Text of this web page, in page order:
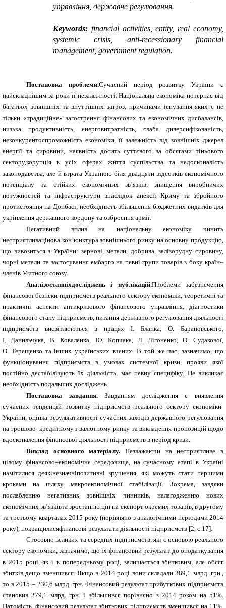
управління, державне регулювання.
Keywords: financial activities, entity, real economy,
systemic crisis, anti-recessionary financial
management, government regulation.
Постановка проблеми.Сучасний період розвитку України є
найскладнішим за роки її незалежності. Національна економіка потерпає від
багатьох зовнішніх та внутрішніх загроз, причинами існування яких є не
тільки «традиційне» загострення фінансових та економічних дисбалансів,
низька продуктивність, енерговитратність, слаба диверсифікованість,
неконкурентоспроможність економіки, її залежність від зовнішніх джерел
енергії та сировини, наявність досить суттєвого за обсягами тіньового
сектору,корупція в усіх сферах життя суспільства та недосконалість
законодавства, але й втрата Україною біля двадцяти відсотків економічного
потенціалу та стійких економічних зв’язків, знищення виробничих
потужностей та інфраструктури внаслідок анексії Криму та збройного
протистояння на Донбасі, необхідність збільшення бюджетних видатків для
укріплення державного кордону та озброєння армії.
Негативний вплив на національну економіку чинить
несприятливацінова кон’юнктуразовнішнього ринку на основну продукцію,
що вивозиться з України: зернові, метали, добрива, залізорудну сировину,
чорні метали та застосування ембарго на певні групи товарів з боку країн–
членів Митного союзу.
Аналізостанніхдосліджень і публікацій.Проблеми забезпечення
фінансової безпеки підприємств реального сектору економіки, теоретичні та
практичні аспекти антикризового фінансового управління, діагностики
фінансового стану підприємств, питання державного регулювання діяльності
підприємств висвітлюються в працях І. Бланка, О. Барановського,
І. Данильчука, В. Коваленка, Ю. Копчака, Л. Лігоненко, О. Судакової,
О. Терещенко та інших українських вчених. В той же час, зазначимо, що
функціонування підприємств в умовах системної кризи, прояви якої
постійно дестабілізують їх діяльність, має певну специфіку. Це викликає
необхідність подальших досліджень.
Постановка завдання.Завданням дослідження є виявлення
сучасних тенденцій розвитку підприємств реального сектору економіки
України, оцінка результативності сучасних заходів державного регулювання
на грошово–кредитному і валютному ринку та викладення пропозицій щодо
вдосконалення фінансової діяльності підприємств в період кризи.
Виклад основного матеріалу. Незважаючи на несприятливе в
цілому фінансово–економічне середовище, на сучасному етапі в Україні
намітилися деякінезначніпозитивні зрушення, які можуть стати першими
кроками на шляху макроекономічної стабілізації. Зокрема, завдяки
послабленню негативних зовнішніх чинників, налагодженню нових
економічних зв’язківта зростанню цін на експорт окремих товарів, в другому
та третьому кварталах 2015 року (порівняно з аналогічними періодами 2014
року), покращилисяфінансові результати діяльності підприємств [2, с.17].
Стосовно великих та середніх підприємств, які є основою реального
сектору економіки, зазначимо, що їх фінансовий результат до оподаткування
в 2015 році, як і в попередньому році, залишається збитковим, але обсяг
збитків дещо зменшився. Якщо в 2014 році вони складали 389,1 млрд. грн.,
то в 2015 – 230,6 млрд. грн. Фінансовий результат прибуткових підприємств
становив 279,1 млрд. грн. і збільшився порівняно з 2014 роком на 51%.
Натомість, фінансовий результат збиткових підприємств зменшився на 11%,